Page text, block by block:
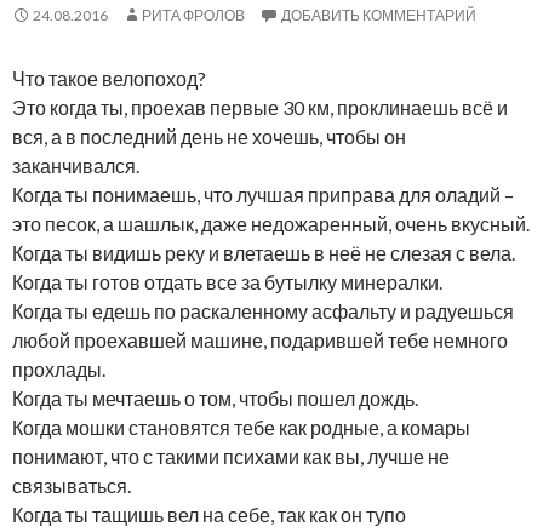
24.08.2016 РИТА ФРОЛОВ ДОБАВИТЬ КОММЕНТАРИЙ
Что такое велопоход?
Это когда ты, проехав первые 30 км, проклинаешь всё и
вся, а в последний день не хочешь, чтобы он
заканчивался.
Когда ты понимаешь, что лучшая приправа для оладий –
это песок, а шашлык, даже недожаренный, очень вкусный.
Когда ты видишь реку и влетаешь в неё не слезая с вела.
Когда ты готов отдать все за бутылку минералки.
Когда ты едешь по раскаленному асфальту и радуешься
любой проехавшей машине, подарившей тебе немного
прохлады.
Когда ты мечтаешь о том, чтобы пошел дождь.
Когда мошки становятся тебе как родные, а комары
понимают, что с такими психами как вы, лучше не
связываться.
Когда ты тащишь вел на себе, так как он тупо